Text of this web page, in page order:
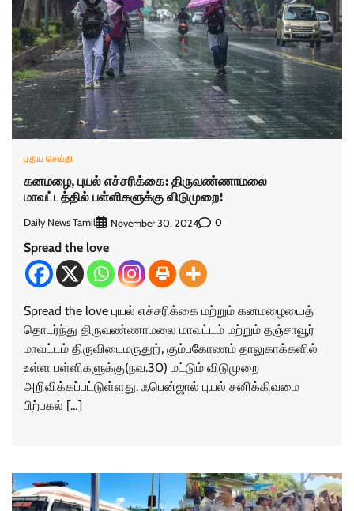
புதிய செய்தி
கனமழை, புயல் எச்சரிக்கை: திருவண்ணாமலை
மாவட்டத்தில் பள்ளிகளுக்கு விடுமுறை!
Daily News Tamil November 30, 2024 0
Spread the love
Spread the love புயல் எச்சரிக்கை மற்றும் கனமழையைத்
தொடர்ந்து திருவண்ணாமலை மாவட்டம் மற்றும் தஞ்சாவூர்
மாவட்டம் திருவிடைமருதூர், கும்பகோணம் தாலுகாக்களில்
உள்ள பள்ளிகளுக்கு(நவ.30) மட்டும் விடுமுறை
அறிவிக்கப்பட்டுள்ளது. ஃபென்ஜால் புயல் சனிக்கிவமை
பிற்பகல் […]